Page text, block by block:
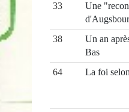
33
Une
38
Un an
Bas
64 La foi